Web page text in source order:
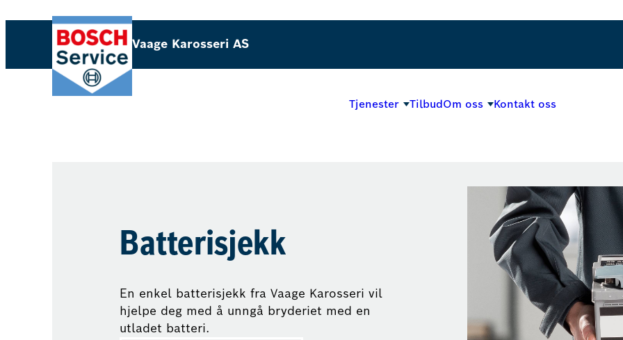
Vaage Karosseri AS
Tjenester TilbudOm oss Kontakt oss
Batterisjekk
En enkel batterisjekk fra Vaage Karosseri vil
hjelpe deg med å unngå bryderiet med en
utladet batteri.